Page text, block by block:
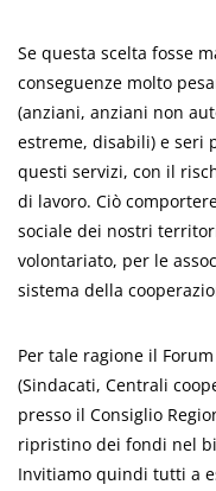
Se questa scelta fosse
conseguenze molto
(anziani, anziani non
estreme, disabili) e seri
questi servizi, con il
di lavoro. Ciò
sociale dei nostri
volontariato, per le
sistema della
Per tale ragione il
(Sindacati, Centrali
presso il Consiglio
ripristino dei fondi nel
Invitiamo quindi tutti a